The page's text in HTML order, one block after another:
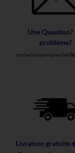
Une Question?
problème?
Livraison gratuite